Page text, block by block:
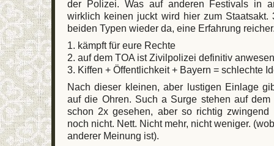
der Polizei. Was auf anderen Festivals in
wirklich keinen juckt wird hier zum Staatsakt.
beiden Typen wieder da, eine Erfahrung
1. kämpft für eure Rechte
2. auf dem TOA ist Zivilpolizei definitiv
3. Kiffen + Öffentlichkeit + Bayern = schlechte
Nach dieser kleinen, aber lustigen Einlage
auf die Ohren. Such a Surge stehen auf dem
schon 2x gesehen, aber so richtig
noch nicht. Nett. Nicht mehr, nicht weniger.
anderer Meinung ist).